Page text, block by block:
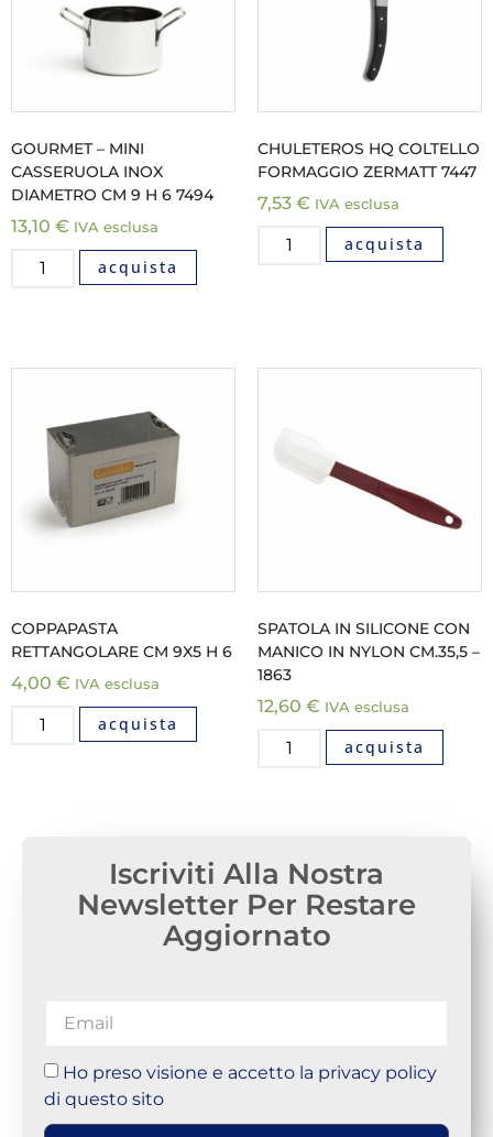
GOURMET – MINI
CASSERUOLA INOX
DIAMETRO CM 9 H 6 7494
13,10 € IVA esclusa
acquista
CHULETEROS HQ COLTELLO
FORMAGGIO ZERMATT 7447
7,53 € IVA esclusa
acquista
COPPAPASTA
RETTANGOLARE CM 9X5 H 6
4,00 € IVA esclusa
acquista
SPATOLA IN SILICONE CON
MANICO IN NYLON CM.35,5 –
1863
12,60 € IVA esclusa
acquista
Iscriviti Alla Nostra
Newsletter Per Restare
Aggiornato
Ho preso visione e accetto la privacy policy
di questo sito